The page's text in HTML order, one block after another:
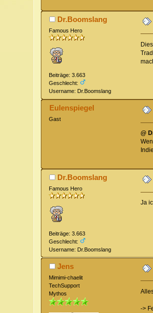
Dr.Boomslang
Famous Hero
Beiträge: 3.663
Geschlecht:
Username: Dr.Boomslang
Eulenspiegel
Gast
@
Dr.Boomslang
Famous Hero
Beiträge: 3.663
Geschlecht:
Username: Dr.Boomslang
Ja
Jens
Mimimi-chaelit
TechSupport
Mythos
->